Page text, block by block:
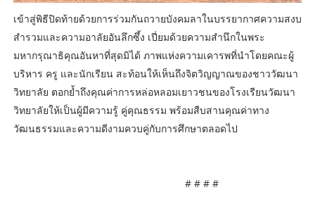
เข้าสู่พิธีปิดท้ายด้วยการร่วมกันถวายบังคมลาในบรรยากาศความสงบ
สำรวมและความอาลัยอันลึกซึ้ง เปี่ยมด้วยความสำนึกในพระ
มหากรุณาธิคุณอันหาที่สุดมิได้ ภาพแห่งความเคารพที่นำโดยคณะผู้
บริหาร ครู และนักเรียน สะท้อนให้เห็นถึงจิตวิญญาณของชาววัฒนา
วิทยาลัย ตอกย้ำถึงคุณค่าการหล่อหลอมเยาวชนของโรงเรียนวัฒนา
วิทยาลัยให้เป็นผู้มีความรู้ คู่คุณธรรม พร้อมสืบสานคุณค่าทาง
วัฒนธรรมและความดีงามควบคู่กับการศึกษาตลอดไป
# # # #